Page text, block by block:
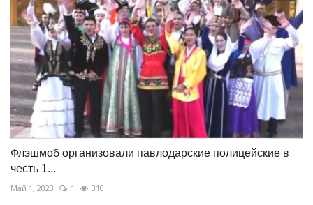
Флэшмоб организовали павлодарские полицейские в
честь 1...
Май 1, 2023 1 310